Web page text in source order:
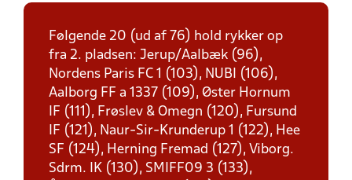
Følgende 20 (ud af 76) hold rykker op
fra 2. pladsen: Jerup/Aalbæk (96),
Nordens Paris FC 1 (103), NUBI (106),
Aalborg FF a 1337 (109), Øster Hornum
IF (111), Frøslev & Omegn (120), Fursund
IF (121), Naur-Sir-Krunderup 1 (122), Hee
SF (124), Herning Fremad (127), Viborg.
Sdrm. IK (130), SMIFF09 3 (133),